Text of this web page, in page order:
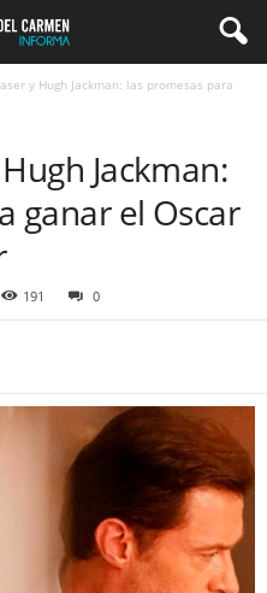
y Hugh Jackman: las promesas para
Jackman:
ganar el Oscar
191 0